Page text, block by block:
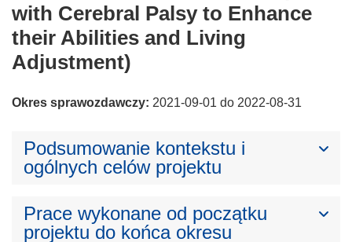
with Cerebral Palsy to Enhance
their Abilities and Living
Adjustment)
Okres sprawozdawczy: 2021-09-01 do 2022-08-31
Podsumowanie kontekstu i
ogólnych celów projektu
Prace wykonane od początku
projektu do końca okresu